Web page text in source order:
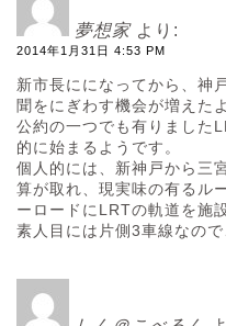
夢想家 より:
2014年1月31日 4:53 PM
新市長にになってから、神
聞をにぎわす機会が増えた
公約の一つでも有りました
的に始まるようです。
個人的には、新神戸から三
算が取れ、現実味の有るル
ーロードにLRTの軌道を施
素人目には片側3車線なの